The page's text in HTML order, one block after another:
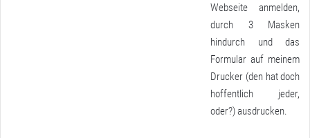
Webseite anmelden,
durch 3 Masken
hindurch und das
Formular auf meinem
Drucker (den hat doch
hoffentlich jeder,
oder?) ausdrucken.